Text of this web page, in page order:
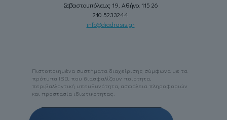
Σεβαστουπόλεως 19, Αθήνα 115 26
210 5233244
info@diadrasis.gr
Πιστοποιημένα συστήματα διαχείρισης σύμφωνα με τα
πρότυπα ISO, που διασφαλίζουν ποιότητα,
περιβαλλοντική υπευθυνότητα, ασφάλεια πληροφοριών
και προστασία ιδιωτικότητας.